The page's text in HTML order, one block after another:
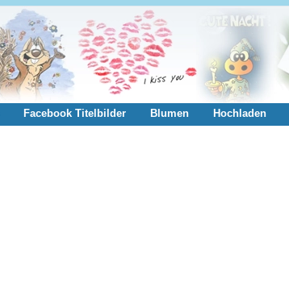
Facebook Titelbilder Blumen Hochladen